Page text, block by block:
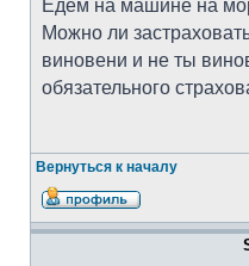
Едем на машине на
Можно ли
виновени и не ты
обязательного
Вернуться к началу